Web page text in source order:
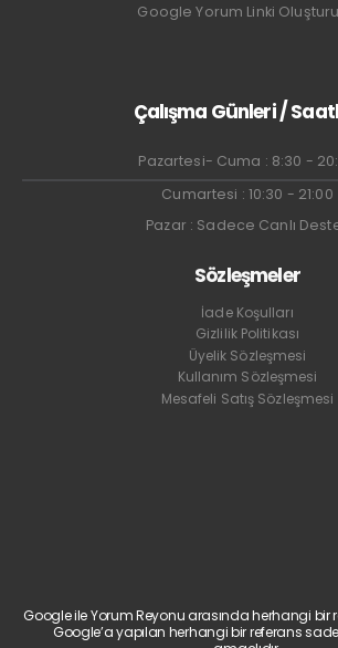
Google Yorum Linki
Çalışma Günleri /
Pazartesi- Cuma : 8:30 -
Cumartesi : 10:30 - 21:00
Pazar : Sadece Canlı
Sözleşmeler
İade Koşulları
Gizlilik Politikası
Üyelik Sözleşmesi
Kullanım Sözleşmesi
Mesafeli Satış Sözleşmesi
Google ile Yorum Reyonu arasında herhangi bir
Google’a yapılan herhangi bir referans